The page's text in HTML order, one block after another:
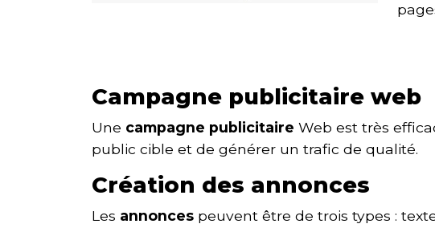
Campagne publicitaire web
Une campagne publicitaire Web est très
public cible et de générer un trafic de qualité.
Création des annonces
Les annonces peuvent être de trois types :